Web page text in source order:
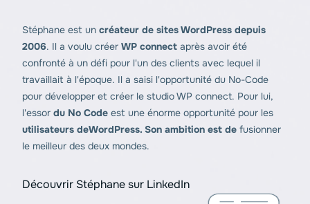
Stéphane est un créateur de sites WordPress depuis
2006. Il a voulu créer WP connect après avoir été
confronté à un défi pour l'un des clients avec lequel il
travaillait à l'époque. Il a saisi l'opportunité du No-Code
pour développer et créer le studio WP connect. Pour lui,
l'essor du No Code est une énorme opportunité pour les
utilisateurs deWordPress. Son ambition est de fusionner
le meilleur des deux mondes.
Découvrir Stéphane sur LinkedIn